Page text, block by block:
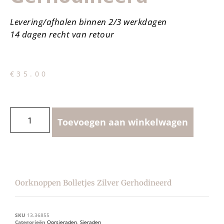
Levering/afhalen binnen 2/3 werkdagen
14 dagen recht van retour
€ 35.00
Toevoegen aan winkelwagen
Oorknoppen Bolletjes Zilver Gerhodineerd
SKU 13.36855
Categorieën Oorsieraden, Sieraden